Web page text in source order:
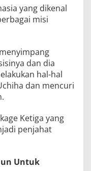
yang dikenal
misi
dan dia
hal-hal
dan mencuri
Ketiga yang
penjahat
Untuk